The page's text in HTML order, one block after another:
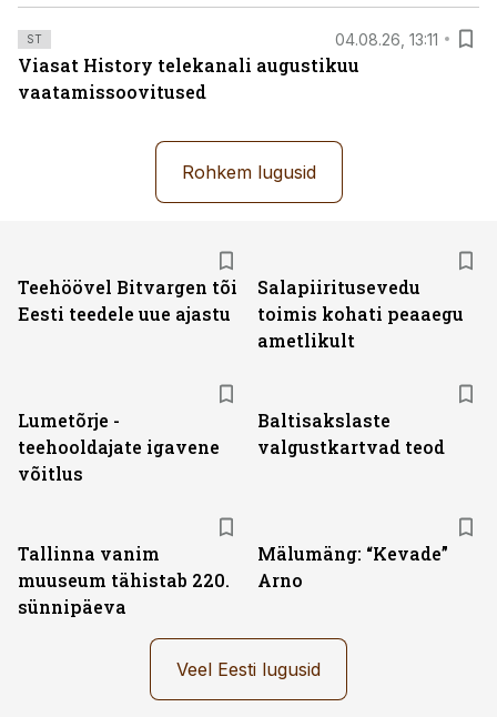
ST 04.08.26, 13:11
Viasat History telekanali augustikuu
vaatamissoovitused
Rohkem lugusid
Teehöövel Bitvargen tõi
Eesti teedele uue ajastu
Salapiiritusevedu
toimis kohati peaaegu
ametlikult
Lumetõrje -
teehooldajate igavene
võitlus
Baltisakslaste
valgustkartvad teod
Tallinna vanim
muuseum tähistab 220.
sünnipäeva
Mälumäng: “Kevade”
Arno
Veel Eesti lugusid